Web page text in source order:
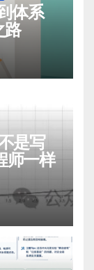
体系
路
是写
师一样